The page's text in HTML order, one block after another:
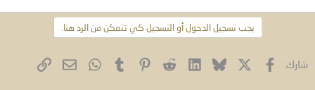
يجب تسجيل الدخول أو التسجيل كي تتمكن من الرد هنا.
شارك: فيسبوك X (Twitter)
Bluesky
LinkedIn
Reddit
Pinterest
Tumblr
WhatsApp
البريد